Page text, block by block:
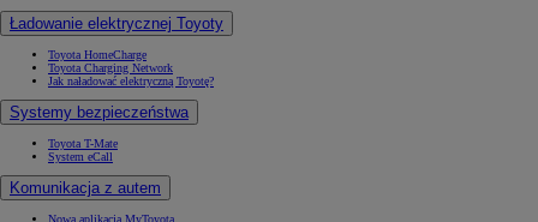
Ładowanie elektrycznej Toyoty
Toyota HomeCharge
Toyota Charging Network
Jak naładować elektryczną Toyotę?
Systemy bezpieczeństwa
Toyota T-Mate
System eCall
Komunikacja z autem
Nowa aplikacja MyToyota